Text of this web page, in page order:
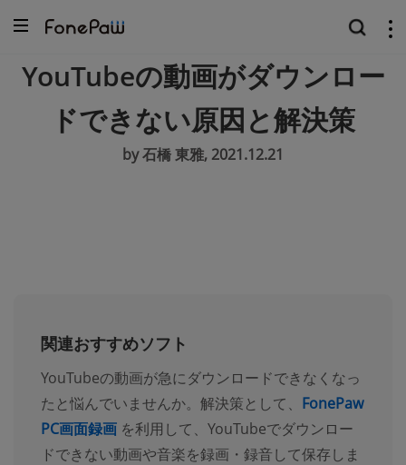
YouTubeの動画がダウンロー
ドできない原因と解決策
by 石橋 東雅, 2021.12.21
関連おすすめソフト
YouTubeの動画が急にダウンロードできなくなっ
たと悩んでいませんか。解決策として、 FonePaw
PC画面録画 を利用して、YouTubeでダウンロー
ドできない動画や音楽を録画・録音して保存しま